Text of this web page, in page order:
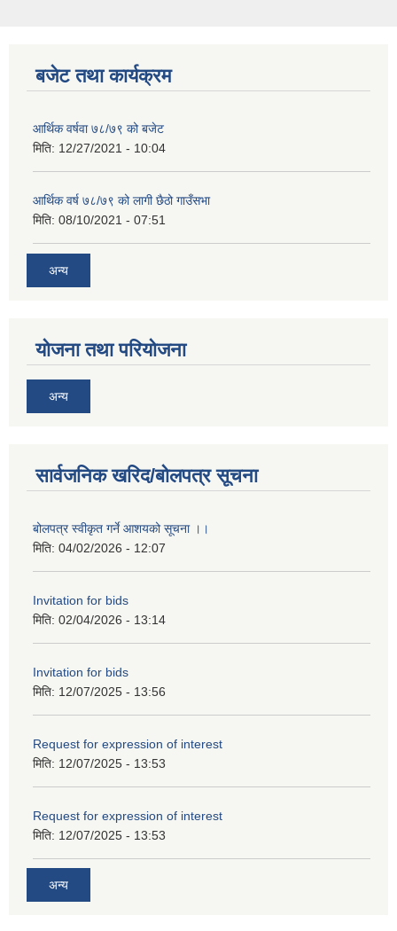
बजेट तथा कार्यक्रम
आर्थिक वर्षवा ७८/७९ को बजेट
मिति: 12/27/2021 - 10:04
आर्थिक वर्ष ७८/७९ को लागी छैठो गाउँसभा
मिति: 08/10/2021 - 07:51
अन्य
योजना तथा परियोजना
अन्य
सार्वजनिक खरिद/बोलपत्र सूचना
बोलपत्र स्वीकृत गर्ने आशयको सूचना ।।
मिति: 04/02/2026 - 12:07
Invitation for bids
मिति: 02/04/2026 - 13:14
Invitation for bids
मिति: 12/07/2025 - 13:56
Request for expression of interest
मिति: 12/07/2025 - 13:53
Request for expression of interest
मिति: 12/07/2025 - 13:53
अन्य